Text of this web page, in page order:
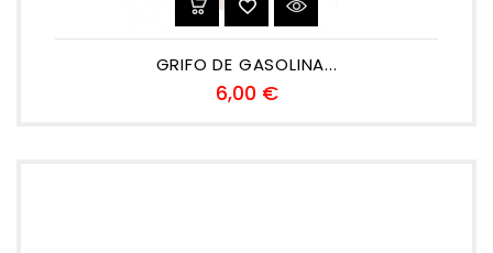
GRIFO DE GASOLINA...
6,00 €Precio